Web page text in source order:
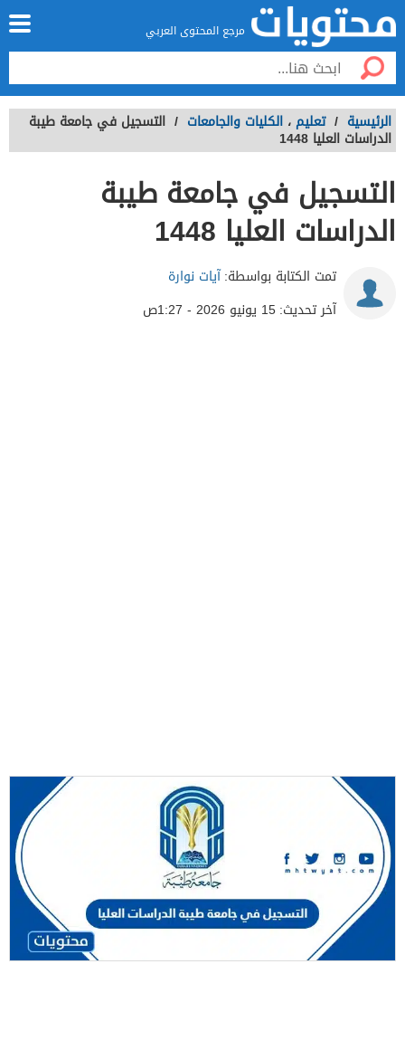
مرجع المحتوى العربي
الرئيسية / تعليم ، الكليات والجامعات / التسجيل في جامعة طيبة
الدراسات العليا 1448
التسجيل في جامعة طيبة
الدراسات العليا 1448
تمت الكتابة بواسطة:آيات نوارة
آخر تحديث:15 يونيو 2026 - 1:27ص